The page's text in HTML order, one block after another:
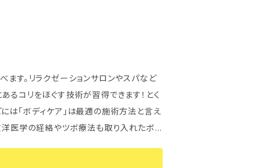
っくり教えてもらいたい方におススメの講
す。リラクゼーションサロンやスパなど
は「ボディケア」は最適の施術方法と言え
るようになります。（初心者～経験者ま